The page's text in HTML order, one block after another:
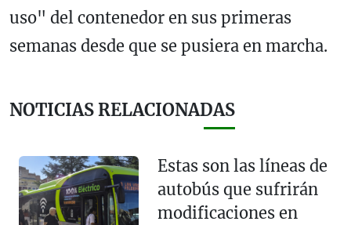
uso" del contenedor en sus primeras
semanas desde que se pusiera en marcha.
NOTICIAS RELACIONADAS
Estas son las líneas de
autobús que sufrirán
modificaciones en